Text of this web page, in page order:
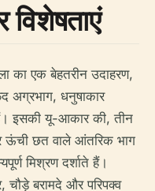
का एक बेहतरीन उदाहरण,
अग्रभाग, धनुषाकार
इसकी यू-आकार की, तीन
ऊंची छत वाले आंतरिक भाग
मिश्रण दर्शाते हैं।
चौड़े बरामदे और परिपक्व